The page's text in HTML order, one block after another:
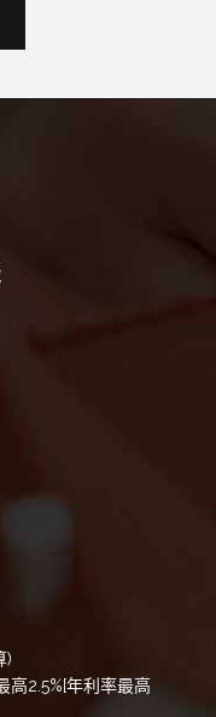
)
高2.5%[年利率最高